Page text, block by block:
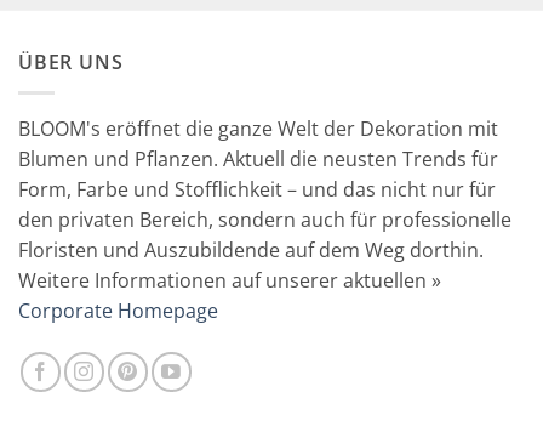
ÜBER UNS
BLOOM's eröffnet die ganze Welt der Dekoration mit
Blumen und Pflanzen. Aktuell die neusten Trends für
Form, Farbe und Stofflichkeit – und das nicht nur für
den privaten Bereich, sondern auch für professionelle
Floristen und Auszubildende auf dem Weg dorthin.
Weitere Informationen auf unserer aktuellen »
Corporate Homepage